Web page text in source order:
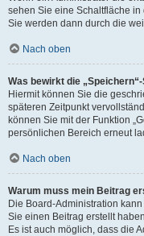
sehen Sie eine Schaltfläche
Sie werden dann durch die
Nach oben
Was bewirkt die
Hiermit können Sie die
späteren Zeitpunkt
können Sie mit der Funktion
persönlichen Bereich erneut
Nach oben
Warum muss mein Beitrag
Die Board-Administration
Sie einen Beitrag erstellt
Es ist auch möglich, dass die